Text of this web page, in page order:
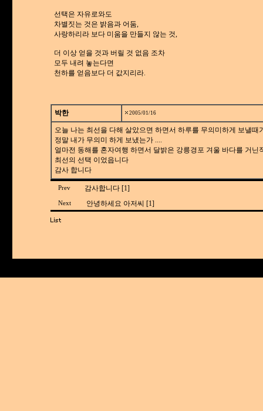
선택은 자유로와도
차별짓는 것은 밝음과 어둠,
사랑하리라 보다 미움을 만들지 않는 것,
더 이상 얻을 것과 버릴 것 없음 조차
모두 내려 놓는다면
천하를 얻음보다 더 값지리라.
박한 2005/01/16
오늘 나는 최선을 다해 살았으면 하면서 하루를 무의미하게 보낼때
정말 내가 무의미 하게 보냈는가 ....
얼마전 동해를 혼자여행 하면서 달밝은 강릉경포 겨울 바다를 거닌
최선의 선택 이었읍니다
감사 합니다
Prev 감사합니다 [1]
Next 안녕하세요 아저씨 [1]